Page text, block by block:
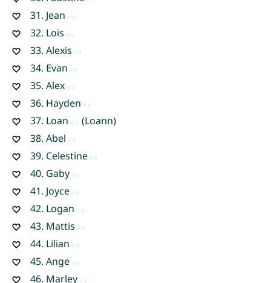
31. Jean
32. Loïs
33. Alexis
34. Evan
35. Alex
36. Hayden
37. Loan
(Loann)
38. Abel
39. Celestine
40. Gaby
41. Joyce
42. Logan
43. Mattis
44. Lilian
45. Ange
46. Marley